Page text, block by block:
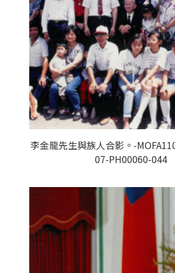
李金龍先生與族人合影。-
07-PH00060-044